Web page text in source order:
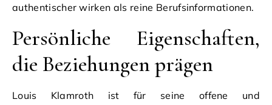
authentischer wirken als reine Berufsinformationen.
Persönliche Eigenschaften,
die Beziehungen prägen
Louis Klamroth ist für seine offene und